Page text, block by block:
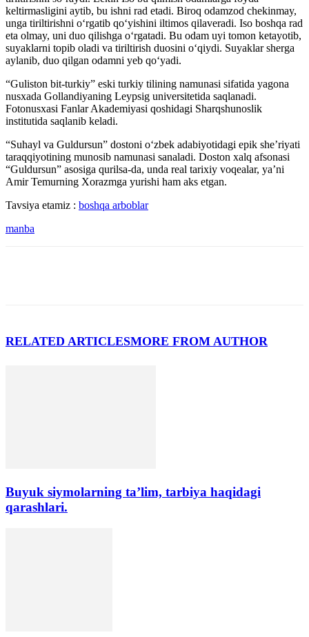
keltirmasligini aytib, bu ishni rad etadi. Biroq odamzod chekinmay,
unga tiriltirishni o‘rgatib qo‘yishini iltimos qilaveradi. Iso boshqa rad
eta olmay, uni duo qilishga o‘rgatadi. Bu odam uyi tomon ketayotib,
suyaklarni topib oladi va tiriltirish duosini o‘qiydi. Suyaklar sherga
aylanib, duo qilgan odamni yeb qo‘yadi.
“Guliston bit-turkiy” eski turkiy tilining namunasi sifatida yagona
nusxada Gollandiyaning Leypsig universitetida saqlanadi.
Fotonusxasi Fanlar Akademiyasi qoshidagi Sharqshunoslik
institutida saqlanib keladi.
“Suhayl va Guldursun” dostoni o‘zbek adabiyotidagi epik she’riyati
taraqqiyotining munosib namunasi sanaladi. Doston xalq afsonasi
“Guldursun” asosiga qurilsa-da, unda real tarixiy voqealar, ya’ni
Amir Temurning Xorazmga yurishi ham aks etgan.
Tavsiya etamiz : boshqa arboblar
manba
RELATED ARTICLESMORE FROM AUTHOR
Buyuk siymolarning ta’lim, tarbiya haqidagi
qarashlari.